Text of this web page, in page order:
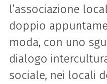
l’associazione
doppio
moda, con uno
dialogo
sociale, nei locali